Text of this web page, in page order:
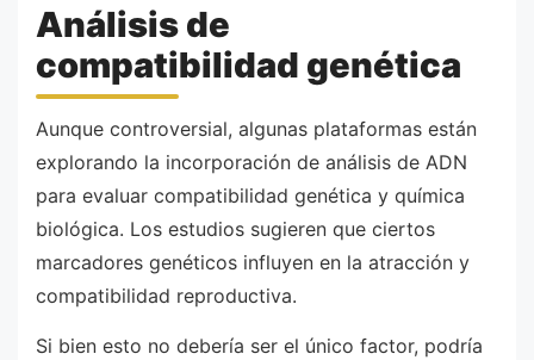
Análisis de
compatibilidad genética
Aunque controversial, algunas plataformas están
explorando la incorporación de análisis de ADN
para evaluar compatibilidad genética y química
biológica. Los estudios sugieren que ciertos
marcadores genéticos influyen en la atracción y
compatibilidad reproductiva.
Si bien esto no debería ser el único factor, podría